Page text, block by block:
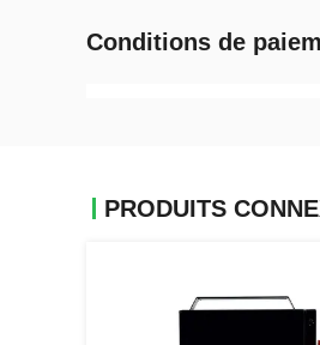
Conditions de
PRODUITS